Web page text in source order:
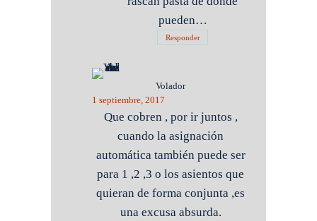
pueden…
Responder
Volador
1 septiembre, 2017
Que cobren , por ir juntos ,
cuando la asignación
automática también puede ser
para 1 ,2 ,3 o los asientos que
quieran de forma conjunta ,es
una excusa absurda.